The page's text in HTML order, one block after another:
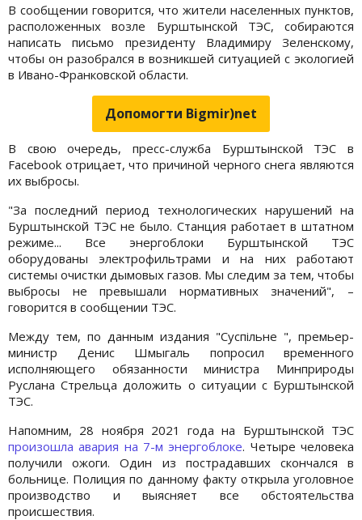
В сообщении говорится, что жители населенных пунктов,
расположенных возле Бурштынской ТЭС, собираются
написать письмо президенту Владимиру Зеленскому,
чтобы он разобрался в возникшей ситуацией с экологией
в Ивано-Франковской области.
Допомогти Bigmir)net
В свою очередь, пресс-служба Бурштынской ТЭС в
Facebook отрицает, что причиной черного снега являются
их выбросы.
"За последний период технологических нарушений на
Бурштынской ТЭС не было. Станция работает в штатном
режиме... Все энергоблоки Бурштынской ТЭС
оборудованы электрофильтрами и на них работают
системы очистки дымовых газов. Мы следим за тем, чтобы
выбросы не превышали нормативных значений", –
говорится в сообщении ТЭС.
Между тем, по данным издания "Суспільне ", премьер-
министр Денис Шмыгаль попросил временного
исполняющего обязанности министра Минприроды
Руслана Стрельца доложить о ситуации с Бурштынской
ТЭС.
Напомним, 28 ноября 2021 года на Бурштынской ТЭС
произошла авария на 7-м энергоблоке. Четыре человека
получили ожоги. Один из пострадавших скончался в
больнице. Полиция по данному факту открыла уголовное
производство и выясняет все обстоятельства
происшествия.